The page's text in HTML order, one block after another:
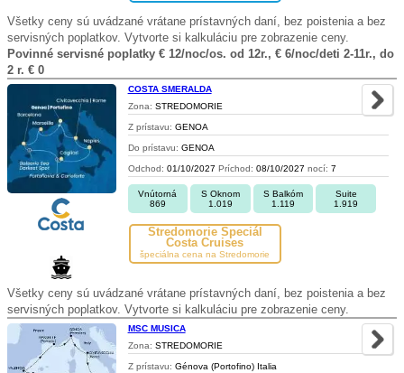
Všetky ceny sú uvádzané vrátane prístavných daní, bez poistenia a bez
servisných poplatkov. Vytvorte si kalkuláciu pre zobrazenie ceny.
Povinné servisné poplatky € 12/noc/os. od 12r., € 6/noc/deti 2-11r., do
2 r. € 0
COSTA SMERALDA
Zona: STREDOMORIE
Z prístavu: GENOA
Do prístavu: GENOA
Odchod: 01/10/2027 Príchod: 08/10/2027 nocí: 7
Vnútorná
869
S Oknom
1.019
S Balkóm
1.119
Suite
1.919
Stredomorie Špeciál
Costa Cruises
špeciálna cena na Stredomorie
Všetky ceny sú uvádzané vrátane prístavných daní, bez poistenia a bez
servisných poplatkov. Vytvorte si kalkuláciu pre zobrazenie ceny.
MSC MUSICA
Zona: STREDOMORIE
Z prístavu: Génova (Portofino) Italia